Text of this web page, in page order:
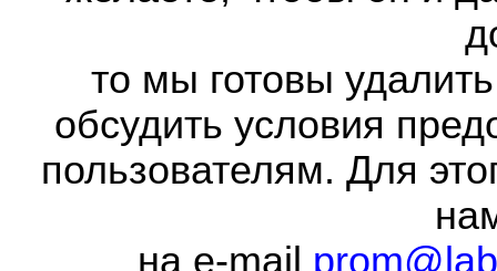
то мы готовы
обсудить условия
пользователям. Для
на e-mail